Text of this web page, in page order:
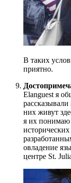
В таких
приятно.
Elanguest я
них живут
я их понимаю
овладение
центре St.